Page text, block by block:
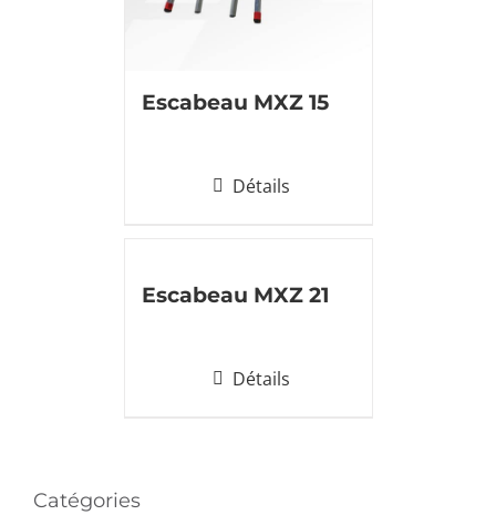
Escabeau MXZ 15
Détails
Escabeau MXZ 21
Détails
Catégories